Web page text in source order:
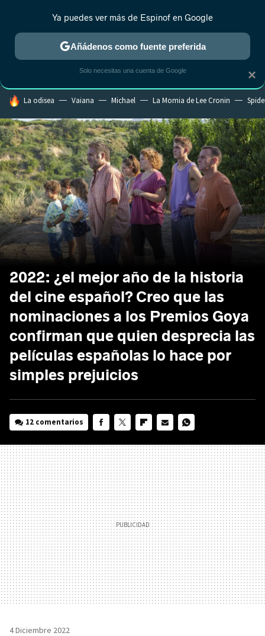
ESTRENOS REALITY ANIME RANKINGS CINE
HOY SE HABLA DE
La odisea Vaiana Michael La Momia de Lee Cronin
2022: ¿el mejor año de la historia
del cine español? Creo que las
nominaciones a los Premios Goya
confirman que quien desprecia las
películas españolas lo hace por
simples prejuicios
12 comentarios
MAIL
4 Diciembre 2022
×
Ya puedes ver más de Espinof en Google
Añádenos como fuente preferida
Solo necesitas una cuenta de Google